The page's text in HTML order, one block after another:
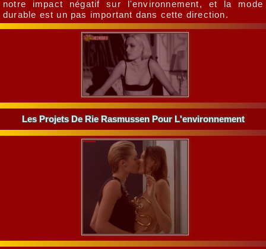
notre impact négatif sur l'environnement, et la mode
durable est un pas important dans cette direction.
Les Projets De Rie Rasmussen Pour L'environnement